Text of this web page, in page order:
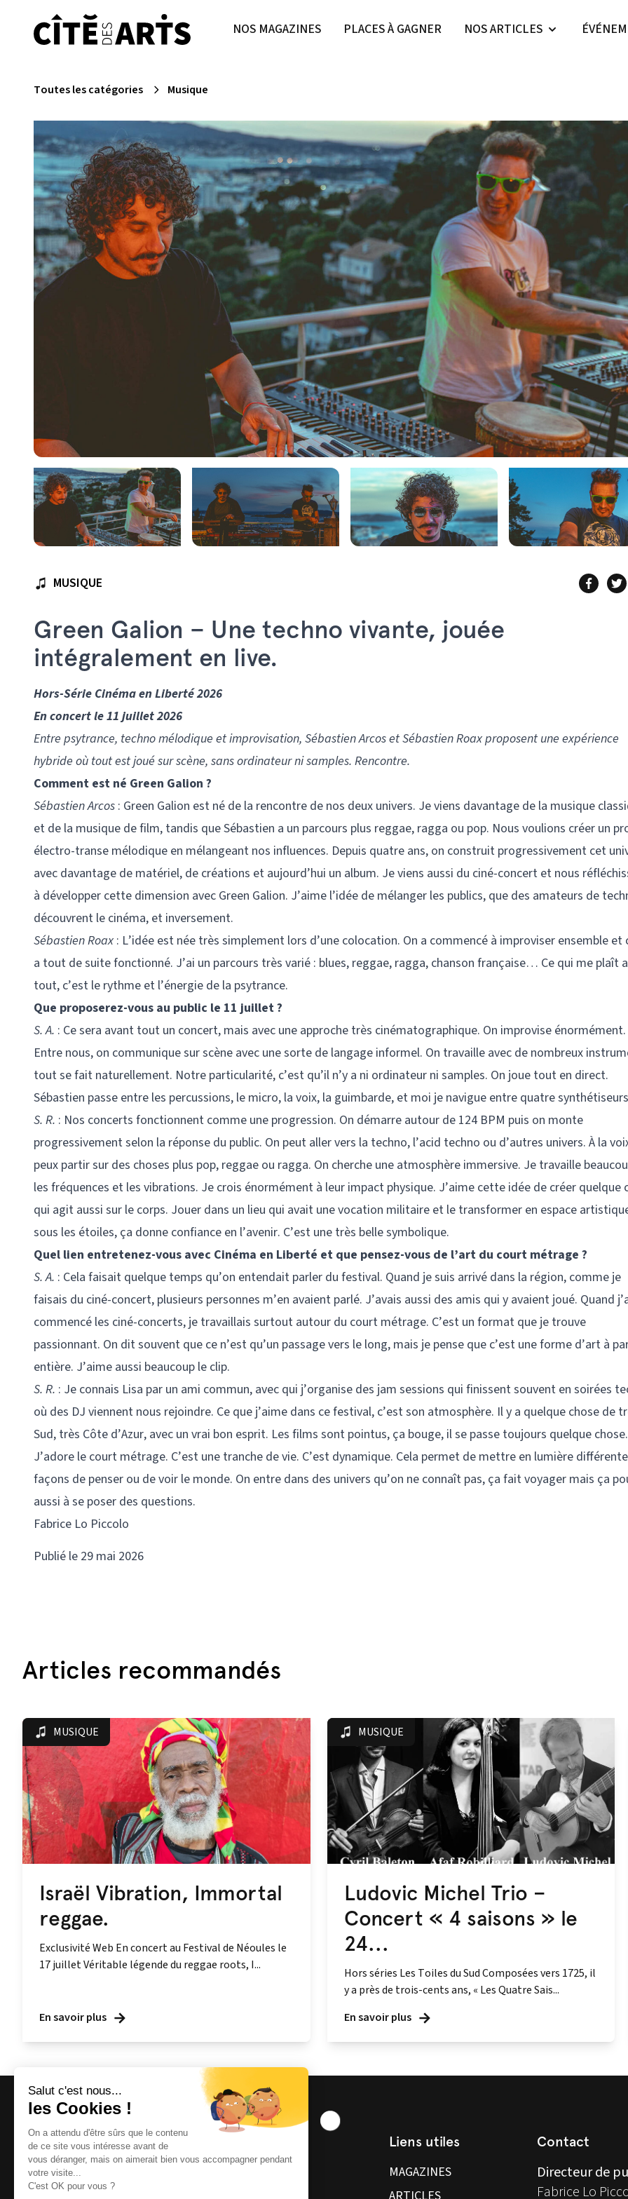
NOS MAGAZINES PLACES À GAGNER NOS ARTICLES
Toutes les catégories Musique
MUSIQUE
Green Galion – Une techno vivante, jouée
intégralement en live.
Hors-Série Cinéma en Liberté 2026
En concert le 11 juillet 2026
Entre psytrance, techno mélodique et improvisation, Sébastien Arcos et Sébastien Roax proposent une expérience
hybride où tout est joué sur scène, sans ordinateur ni samples. Rencontre.
Comment est né Green Galion ?
Sébastien Arcos : Green Galion est né de la rencontre de nos deux univers. Je viens davantage de la musique
et de la musique de film, tandis que Sébastien a un parcours plus reggae, ragga ou pop. Nous voulions créer un
électro-transe mélodique en mélangeant nos influences. Depuis quatre ans, on construit progressivement cet
avec davantage de matériel, de créations et aujourd’hui un album. Je viens aussi du ciné-concert et nous
à développer cette dimension avec Green Galion. J’aime l’idée de mélanger les publics, que des amateurs de
découvrent le cinéma, et inversement.
Sébastien Roax : L’idée est née très simplement lors d’une colocation. On a commencé à improviser ensemble et
a tout de suite fonctionné. J’ai un parcours très varié : blues, reggae, ragga, chanson française… Ce qui me plaît
tout, c’est le rythme et l’énergie de la psytrance.
Que proposerez-vous au public le 11 juillet ?
S. A. : Ce sera avant tout un concert, mais avec une approche très cinématographique. On improvise énormément.
Entre nous, on communique sur scène avec une sorte de langage informel. On travaille avec de nombreux
tout se fait naturellement. Notre particularité, c’est qu’il n’y a ni ordinateur ni samples. On joue tout en direct.
Sébastien passe entre les percussions, le micro, la voix, la guimbarde, et moi je navigue entre quatre
S. R. : Nos concerts fonctionnent comme une progression. On démarre autour de 124 BPM puis on monte
progressivement selon la réponse du public. On peut aller vers la techno, l’acid techno ou d’autres univers. À la
peux partir sur des choses plus pop, reggae ou ragga. On cherche une atmosphère immersive. Je travaille
les fréquences et les vibrations. Je crois énormément à leur impact physique. J’aime cette idée de créer quelque
qui agit aussi sur le corps. Jouer dans un lieu qui avait une vocation militaire et le transformer en espace
sous les étoiles, ça donne confiance en l’avenir. C’est une très belle symbolique.
Quel lien entretenez-vous avec Cinéma en Liberté et que pensez-vous de l’art du court métrage ?
S. A. : Cela faisait quelque temps qu’on entendait parler du festival. Quand je suis arrivé dans la région, comme je
faisais du ciné-concert, plusieurs personnes m’en avaient parlé. J’avais aussi des amis qui y avaient joué. Quand
commencé les ciné-concerts, je travaillais surtout autour du court métrage. C’est un format que je trouve
passionnant. On dit souvent que ce n’est qu’un passage vers le long, mais je pense que c’est une forme d’art à
entière. J’aime aussi beaucoup le clip.
S. R. : Je connais Lisa par un ami commun, avec qui j’organise des jam sessions qui finissent souvent en soirées
où des DJ viennent nous rejoindre. Ce que j’aime dans ce festival, c’est son atmosphère. Il y a quelque chose de
Sud, très Côte d’Azur, avec un vrai bon esprit. Les films sont pointus, ça bouge, il se passe toujours quelque chose.
J’adore le court métrage. C’est une tranche de vie. C’est dynamique. Cela permet de mettre en lumière
façons de penser ou de voir le monde. On entre dans des univers qu’on ne connaît pas, ça fait voyager mais ça
aussi à se poser des questions.
Fabrice Lo Piccolo
Publié le 29 mai 2026
Articles recommandés
MUSIQUE
Israël Vibration, Immortal
reggae.
Exclusivité Web En concert au Festival de Néoules le
17 juillet Véritable légende du reggae roots, I...
En savoir plus
MUSIQUE
Ludovic Michel Trio –
Concert « 4 saisons » le
24...
Hors séries Les Toiles du Sud Composées vers 1725, il
y a près de trois-cents ans, « Les Quatre Sais...
En savoir plus
Liens utiles
MAGAZINES
Contact
Directeur de
Fabrice Lo